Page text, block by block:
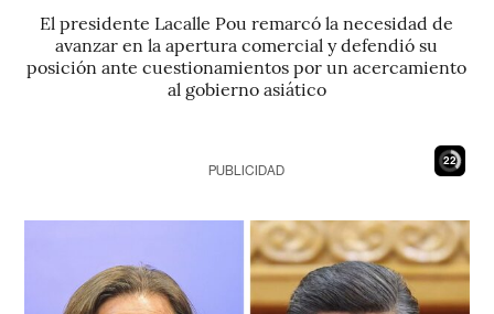
El presidente Lacalle Pou remarcó la necesidad de
avanzar en la apertura comercial y defendió su
posición ante cuestionamientos por un acercamiento
al gobierno asiático
21
PUBLICIDAD